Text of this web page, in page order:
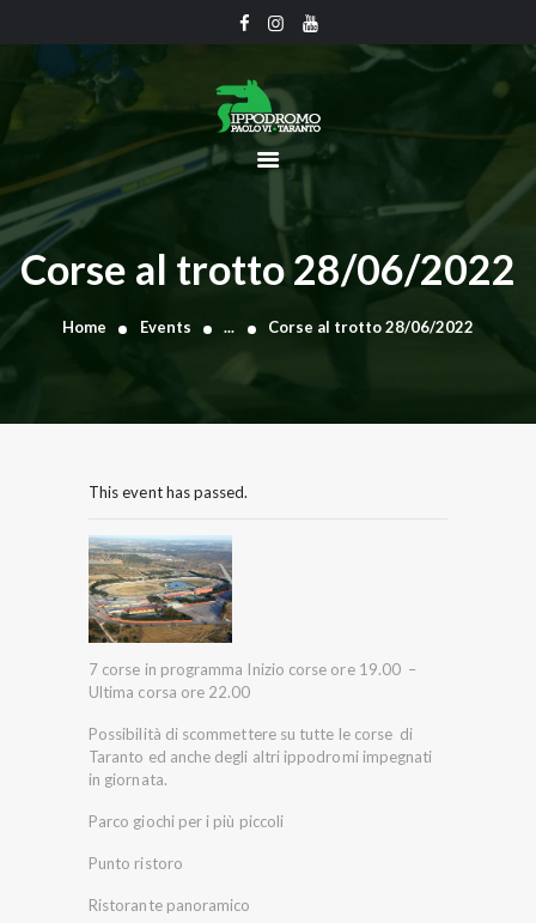
Corse al trotto 28/06/2022
Home Events ... Corse al trotto 28/06/2022
CHI SIAMO
CALENDARIO
UFFICIO TECNICO
CLASSIFICHE
GRAN PREMI
This event has passed.
7 corse in programma Inizio corse ore 19.00 –
Ultima corsa ore 22.00
Possibilità di scommettere su tutte le corse di
Taranto ed anche degli altri ippodromi impegnati
in giornata.
Parco giochi per i più piccoli
Punto ristoro
Ristorante panoramico